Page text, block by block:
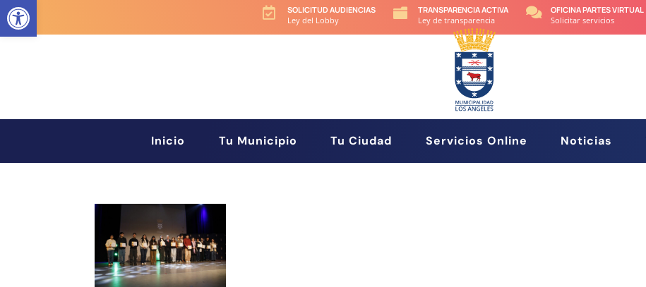

SOLICITUD AUDIENCIAS
Ley del Lobby

TRANSPARENCIA ACTIVA
Ley de transparencia

OFICINA PARTES VIRTUAL
Solicitar servicios
Inicio Tu Municipio Tu Ciudad Servicios Online Noticias